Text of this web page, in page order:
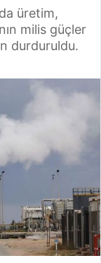
üretim,
milis güçler
durduruldu.